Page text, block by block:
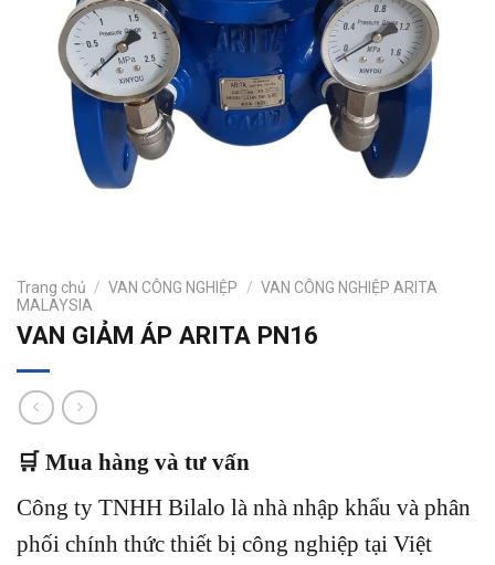
Trang chủ / VAN CÔNG NGHIỆP / VAN CÔNG NGHIỆP ARITA
MALAYSIA
VAN GIẢM ÁP ARITA PN16
🛒 Mua hàng và tư vấn
Công ty TNHH Bilalo là nhà nhập khẩu và phân
phối chính thức thiết bị công nghiệp tại Việt